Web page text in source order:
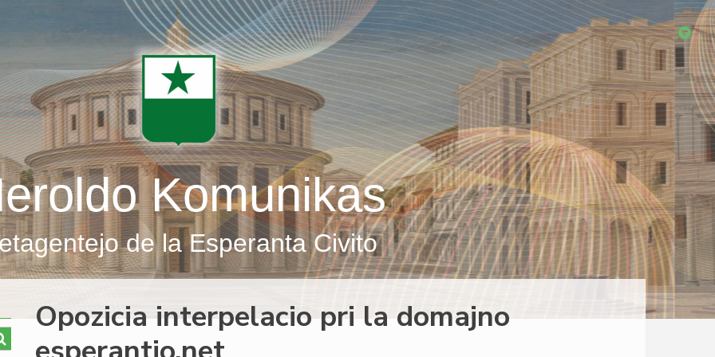
Komunikas
de la Esperanta Civito
Opozicia interpelacio pri la domajno